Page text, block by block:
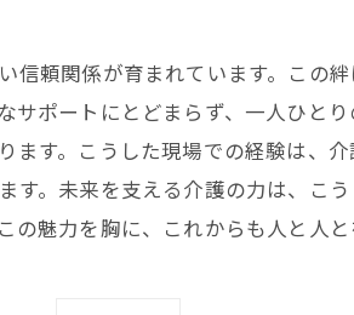
頼関係が育まれています。この
ポートにとどまらず、一人ひと
す。こうした現場での経験は、
。未来を支える介護の力は、こ
魅力を胸に、これからも人と人と